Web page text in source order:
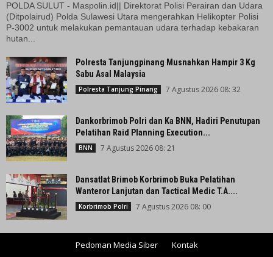
POLDA SULUT - Maspolin.id|| Direktorat Polisi Perairan dan Udara
(Ditpolairud) Polda Sulawesi Utara mengerahkan Helikopter Polisi
P-3002 untuk melakukan pemantauan udara terhadap kebakaran
hutan...
Polresta Tanjungpinang Musnahkan Hampir 3 Kg
Sabu Asal Malaysia
Polresta Tanjung Pinang 7 Agustus 2026 08: 32
Dankorbrimob Polri dan Ka BNN, Hadiri Penutupan
Pelatihan Raid Planning Execution...
BNN 7 Agustus 2026 08: 21
Dansatlat Brimob Korbrimob Buka Pelatihan
Wanteror Lanjutan dan Tactical Medic T.A....
Korbrimob Polri 7 Agustus 2026 08: 00
Pedoman Media Siber Kontak